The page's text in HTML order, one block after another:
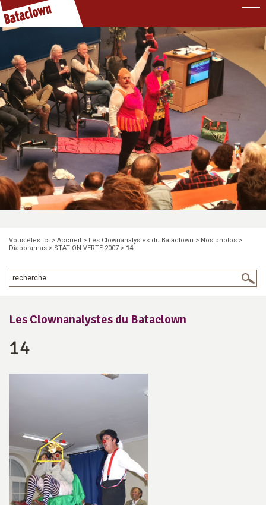
Vous êtes ici > Accueil > Les Clownanalystes du Bataclown > Nos photos >
Diaporamas > STATION VERTE 2007 > 14
Les Clownanalystes du Bataclown
14